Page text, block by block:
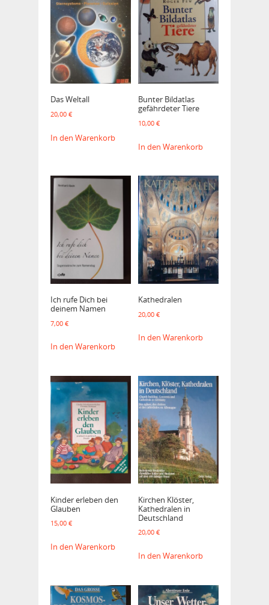
Das Weltall
20,00 €
In den Warenkorb
Bunter Bildatlas
gefährdeter Tiere
10,00 €
In den Warenkorb
Ich rufe Dich bei
deinem Namen
7,00 €
In den Warenkorb
Kathedralen
20,00 €
In den Warenkorb
Kinder erleben den
Glauben
15,00 €
In den Warenkorb
Kirchen Klöster,
Kathedralen in
Deutschland
20,00 €
In den Warenkorb